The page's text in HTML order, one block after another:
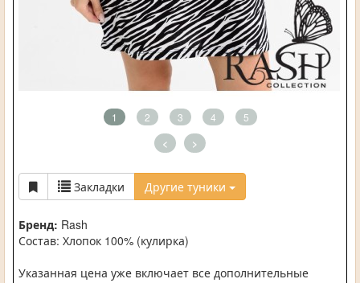
1 2 3 4 5
< >
Закладки Другие туники
Бренд: Rash
Состав: Хлопок 100% (кулирка)
Указанная цена уже включает все дополнительные